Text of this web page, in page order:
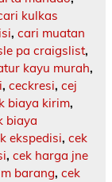
kulkas
, cari muatan
pa craigslist,
kayu murah,
, ceckresi, cej
biaya kirim,
biaya
ekspedisi, cek
, cek harga jne
barang, cek